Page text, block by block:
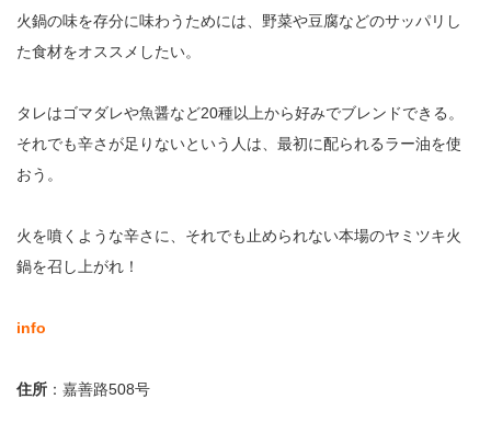
火鍋の味を存分に味わうためには、野菜や豆腐などのサッパリし
た食材をオススメしたい。
タレはゴマダレや魚醤など20種以上から好みでブレンドできる。
それでも辛さが足りないという人は、最初に配られるラー油を使
おう。
火を噴くような辛さに、それでも止められない本場のヤミツキ火
鍋を召し上がれ！
info
住所 ：嘉善路508号